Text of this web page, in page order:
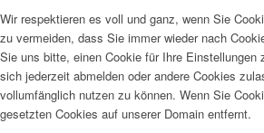
Wir respektieren es voll und ganz, wenn Sie
zu vermeiden, dass Sie immer wieder nach
Sie uns bitte, einen Cookie für Ihre Einstellungen
sich jederzeit abmelden oder andere Cookies
vollumfänglich nutzen zu können. Wenn Sie
gesetzten Cookies auf unserer Domain entfernt.